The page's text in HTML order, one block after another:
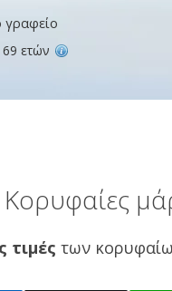
γραφείο
69 ετών
Κορυφαίες
τιμές των